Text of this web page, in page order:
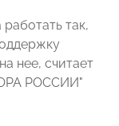
так,
нее, считает
РОССИИ"